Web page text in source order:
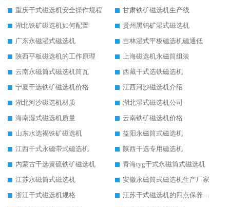
重庆干式磁选机安全操作规程
甘肃铁矿磁选机生产线
湖北铁矿磁选机如何配置
贵州黑钨矿湿式磁选机
广东永磁湿式磁选机
吉林湿式平板磁选机磁通低
陕西平板磁选机的工作原理
上海磁选机永磁筒组装
云南永磁筒式磁选机筒瓦
西藏干式选铁磁选机
宁夏干选铁矿磁选机价格
江西河沙磁选机介绍
湖北河沙磁选机材质
湖北湿式磁选机公司
海南湿式磁选机质量
云南铁矿磁选机价格
山东水选褐铁矿磁选机
益阳永磁筒式磁选机
江西干式永磁带式磁选机
陕西干选专用磁选机
内蒙古干选黄硫铁矿磁选机
青海tyg干式永磁筒式磁选机
江苏永磁筒式磁选机
安徽永磁筒式磁选机生产厂家
浙江干式磁选机规格
江苏干式磁选机的四点保养秘籍